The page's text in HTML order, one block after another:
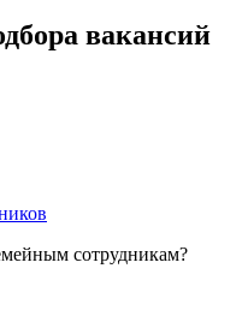
вакансий
сотрудникам?